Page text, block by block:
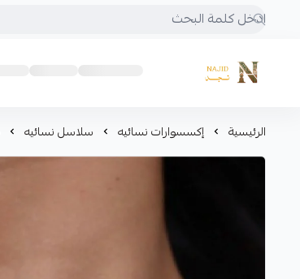
متجر نجد
الرئيسية إكسسوارات نسائيه سلاسل نسائيه